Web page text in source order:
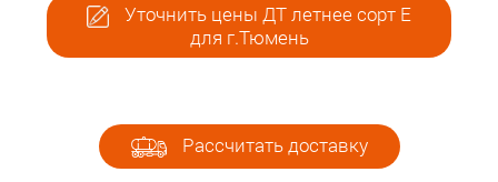
Уточнить цены ДТ летнее сорт Е
для г.Тюмень
Рассчитать доставку